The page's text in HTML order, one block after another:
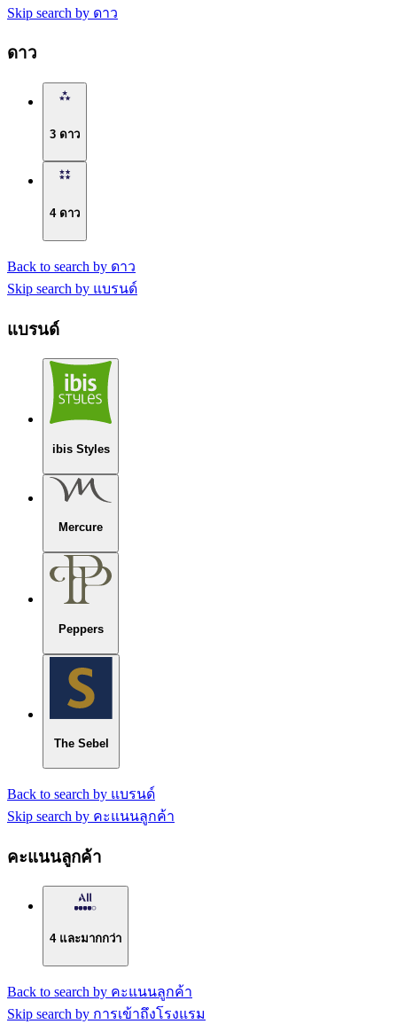
Skip search by ดาว
ดาว
3 ดาว
4 ดาว
Back to search by ดาว
Skip search by แบรนด์
แบรนด์
ibis Styles
Mercure
Peppers
The Sebel
Back to search by แบรนด์
Skip search by คะแนนลูกค้า
คะแนนลูกค้า
4 และมากกว่า
Back to search by คะแนนลูกค้า
Skip search by การเข้าถึงโรงแรม